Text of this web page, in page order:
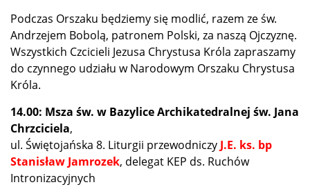
Podczas Orszaku będziemy się modlić, razem ze św.
Andrzejem Bobolą, patronem Polski, za naszą Ojczyznę.
Wszystkich Czcicieli Jezusa Chrystusa Króla zapraszamy
do czynnego udziału w Narodowym Orszaku Chrystusa
Króla.
14.00: Msza św. w Bazylice Archikatedralnej św. Jana
Chrzciciela,
ul. Świętojańska 8. Liturgii przewodniczy J.E. ks. bp
Stanisław Jamrozek, delegat KEP ds. Ruchów
Intronizacyjnych